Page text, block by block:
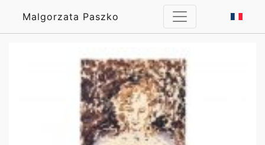
Malgorzata Paszko